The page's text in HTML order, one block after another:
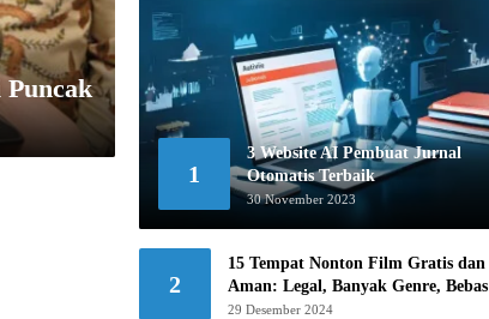
1
3 Website AI Pembuat Jurnal
Otomatis Terbaik
30 November 2023
2
15 Tempat Nonton Film Gratis dan
Aman: Legal, Banyak Genre, Bebas
Khawatir!
29 Desember 2024